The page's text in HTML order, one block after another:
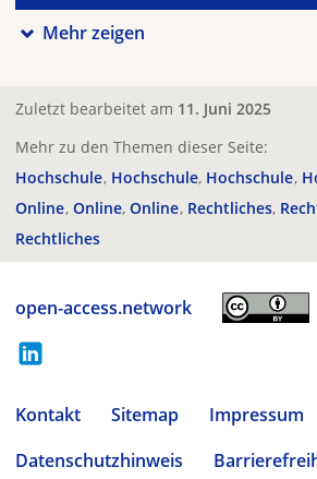
Mehr zeigen
Zuletzt bearbeitet am 11. Juni 2025
Mehr zu den Themen dieser Seite:
Hochschule Hochschule Hochschule
Online Online Online Rechtliches
Rechtliches
open-access.network
Kontakt Sitemap
Impressum
Datenschutzhinweis